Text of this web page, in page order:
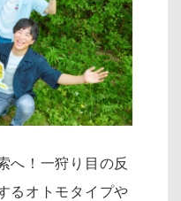
へ！一狩り目の反
るオトモタイプや